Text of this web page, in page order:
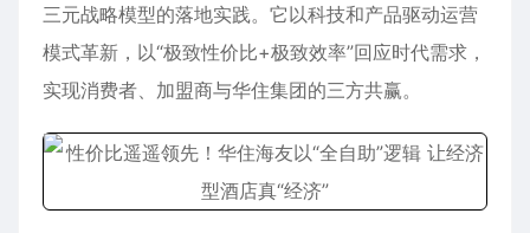
三元战略模型的落地实践。它以科技和产品驱动运营
模式革新，以“极致性价比+极致效率”回应时代需求，
实现消费者、加盟商与华住集团的三方共赢。